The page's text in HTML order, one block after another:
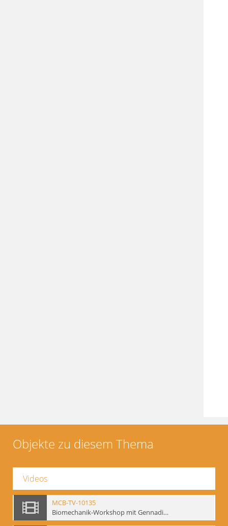
Objekte zu diesem Thema
Videos
MCB-TV-10135
Biomechanik-Workshop mit Gennadij Bogdanow, Berlin 1991 - Interne Signatur: BM-vid-50